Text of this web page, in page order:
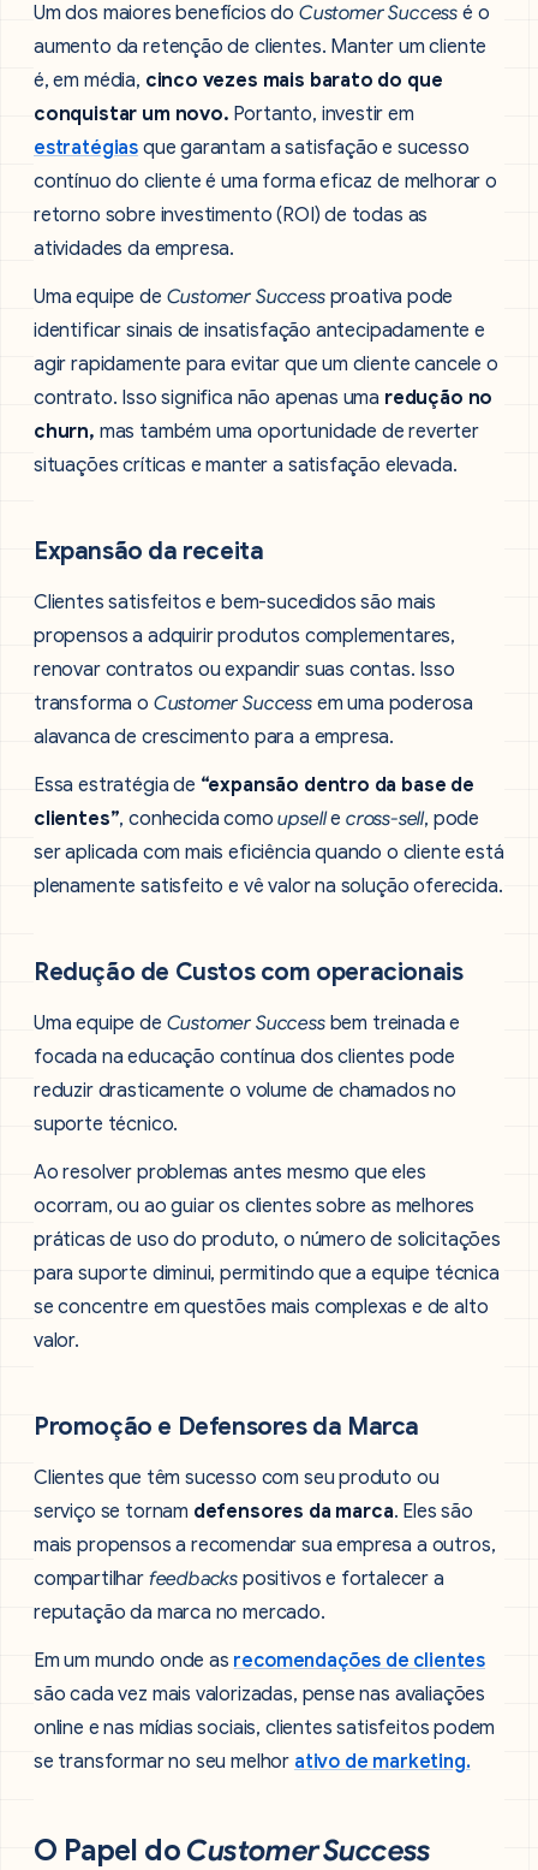
Um dos maiores benefícios do Customer Success é o
aumento da retenção de clientes. Manter um cliente
é, em média, cinco vezes mais barato do que
conquistar um novo. Portanto, investir em
estratégias que garantam a satisfação e sucesso
contínuo do cliente é uma forma eficaz de melhorar o
retorno sobre investimento (ROI) de todas as
atividades da empresa.
Uma equipe de Customer Successproativa pode
identificar sinais de insatisfação antecipadamente e
agir rapidamente para evitar que um cliente cancele o
contrato. Isso significa não apenas uma redução no
churn, mas também uma oportunidade de reverter
situações críticas e manter a satisfação elevada.
Expansão da receita
Clientes satisfeitos e bem-sucedidos são mais
propensos a adquirir produtos complementares,
renovar contratos ou expandir suas contas. Isso
transforma o Customer Success em uma poderosa
alavanca de crescimento para a empresa.
Essa estratégia de “expansão dentro da base de
clientes”, conhecida comoupselle cross-sell, pode
ser aplicada com mais eficiência quando o cliente está
plenamente satisfeito e vê valor na solução oferecida.
Redução de Custos com operacionais
Uma equipe de Customer Successbem treinada e
focada na educação contínua dos clientes pode
reduzir drasticamente o volume de chamados no
suporte técnico.
Ao resolver problemas antes mesmo que eles
ocorram, ou ao guiar os clientes sobre as melhores
práticas de uso do produto, o número de solicitações
para suporte diminui, permitindo que a equipe técnica
se concentre em questões mais complexas e de alto
valor.
Promoção e Defensores da Marca
Clientes que têm sucesso com seu produto ou
serviço se tornam defensores da marca. Eles são
mais propensos a recomendar sua empresa a outros,
compartilhar feedbacks positivos e fortalecer a
reputação da marca no mercado.
Em um mundo onde as recomendações de clientes
são cada vez mais valorizadas, pense nas avaliações
online e nas mídias sociais, clientes satisfeitos podem
se transformar no seu melhor ativo de marketing.
O Papel do Customer Success